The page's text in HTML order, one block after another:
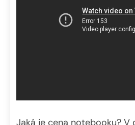
Jaká je cena notebooku? V